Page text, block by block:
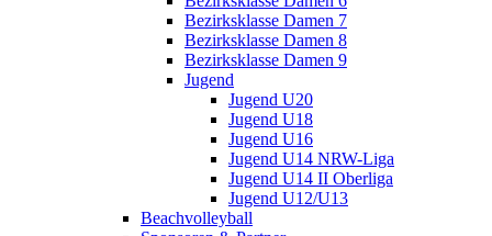
Bezirksklasse Damen 7
Bezirksklasse Damen 8
Bezirksklasse Damen 9
Jugend
Jugend U20
Jugend U18
Jugend U16
Jugend U14 NRW-Liga
Jugend U14 II Oberliga
Jugend U12/U13
Beachvolleyball